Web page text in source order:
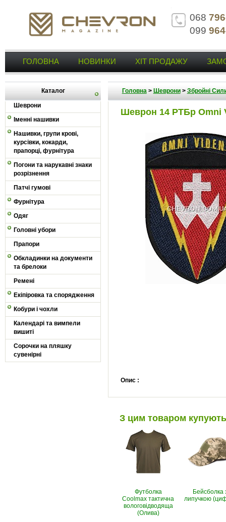
068
099
ГОЛОВНА НОВИНКИ ХІТ ПРОДАЖУ
Каталог
Шеврони
Іменні нашивки
Нашивки, групи крові,
курсівки, кокарди,
прапорці, фурнітура
Погони та нарукавні знаки
розрізнення
Патчі гумові
Фурнітура
Одяг
Головні убори
Прапори
Обкладинки на документи
та брелоки
Ремені
Екіпіровка та спорядження
Кобури і чохли
Календарі та вимпели
вишиті
Сорочки на пляшку
сувенірні
Головна> Шеврони> Збройні
Шеврон 14 РТБр Omni
Опис :
З цим товаром купують
Футболка
Coolmax тактична
вологовiдводяща
(Олива)
Бейсболка
липучкою